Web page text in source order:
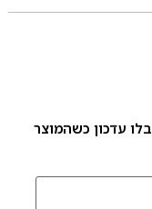
עדכון כשהמוצר